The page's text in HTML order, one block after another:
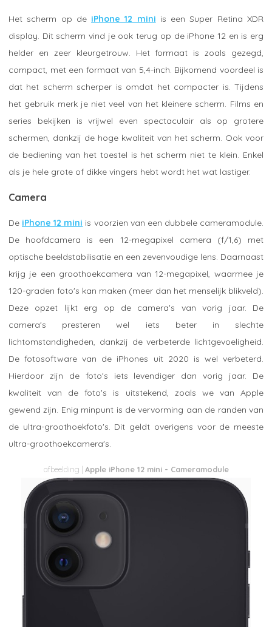
Het scherm op de iPhone 12 mini is een Super Retina XDR
display. Dit scherm vind je ook terug op de iPhone 12 en is erg
helder en zeer kleurgetrouw. Het formaat is zoals gezegd,
compact, met een formaat van 5,4-inch. Bijkomend voordeel is
dat het scherm scherper is omdat het compacter is. Tijdens
het gebruik merk je niet veel van het kleinere scherm. Films en
series bekijken is vrijwel even spectaculair als op grotere
schermen, dankzij de hoge kwaliteit van het scherm. Ook voor
de bediening van het toestel is het scherm niet te klein. Enkel
als je hele grote of dikke vingers hebt wordt het wat lastiger.
Camera
De iPhone 12 mini is voorzien van een dubbele cameramodule.
De hoofdcamera is een 12-megapixel camera (f/1,6) met
optische beeldstabilisatie en een zevenvoudige lens. Daarnaast
krijg je een groothoekcamera van 12-megapixel, waarmee je
120-graden foto's kan maken (meer dan het menselijk blikveld).
Deze opzet lijkt erg op de camera's van vorig jaar. De
camera's presteren wel iets beter in slechte
lichtomstandigheden, dankzij de verbeterde lichtgevoeligheid.
De fotosoftware van de iPhones uit 2020 is wel verbeterd.
Hierdoor zijn de foto's iets levendiger dan vorig jaar. De
kwaliteit van de foto's is uitstekend, zoals we van Apple
gewend zijn. Enig minpunt is de vervorming aan de randen van
de ultra-groothoekfoto's. Dit geldt overigens voor de meeste
ultra-groothoekcamera's.
Apple iPhone 12 mini - Cameramodule